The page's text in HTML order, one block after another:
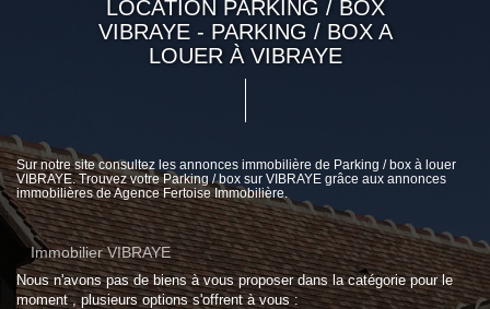
LOCATION PARKING / BOX
VIBRAYE - PARKING / BOX A
LOUER À VIBRAYE
Sur notre site consultez les annonces immobilière de Parking / box à louer
VIBRAYE. Trouvez votre Parking / box sur VIBRAYE grâce aux annonces
immobilières de Agence Fertoise Immobilière.
Immobilier VIBRAYE
Nous n'avons pas de biens à vous proposer dans la catégorie pour le
moment , plusieurs options s'offrent à vous :